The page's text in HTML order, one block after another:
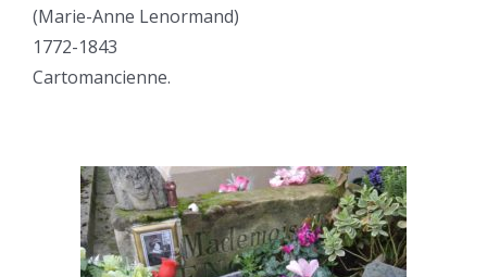
(Marie-Anne Lenormand)
1772-1843
Cartomancienne.